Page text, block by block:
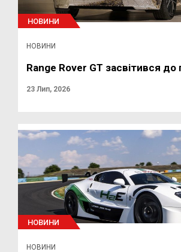
НОВИНИ
НОВИНИ
Range Rover GT засвітився до
23 Лип, 2026
НОВИНИ
НОВИНИ